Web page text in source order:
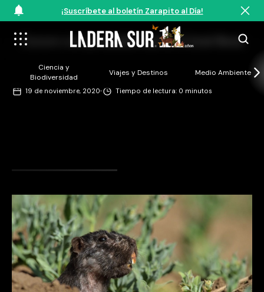
¡Suscríbete al boletín Zarapito al Día!
Ciencia y
Biodiversidad
Viajes y Destinos Medio Ambiente
Cururo con probable sarna ©José Besa
19 de noviembre, 2020· Tiempo de lectura: 0 minutos